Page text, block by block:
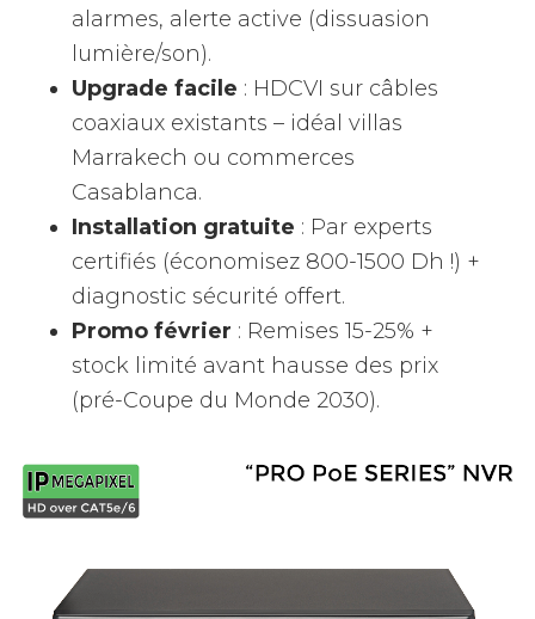
alarmes, alerte active (dissuasion
lumière/son).
Upgrade facile : HDCVI sur câbles
coaxiaux existants – idéal villas
Marrakech ou commerces
Casablanca.
Installation gratuite : Par experts
certifiés (économisez 800-1500 Dh !) +
diagnostic sécurité offert.
Promo février : Remises 15-25% +
stock limité avant hausse des prix
(pré-Coupe du Monde 2030).